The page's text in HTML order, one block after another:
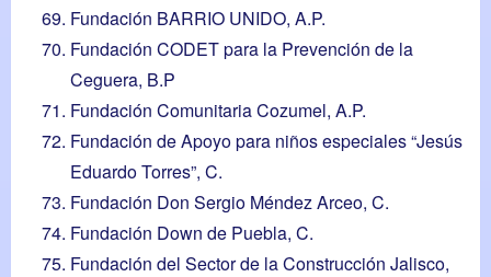
Fundación BARRIO UNIDO, A.P.
Fundación CODET para la Prevención de la
Ceguera, B.P
Fundación Comunitaria Cozumel, A.P.
Fundación de Apoyo para niños especiales “Jesús
Eduardo Torres”, C.
Fundación Don Sergio Méndez Arceo, C.
Fundación Down de Puebla, C.
Fundación del Sector de la Construcción Jalisco,